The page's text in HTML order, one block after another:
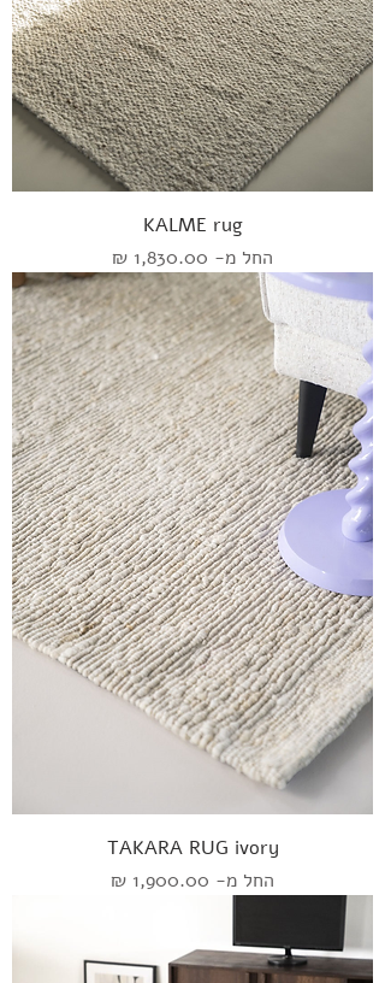
KALME rug
החל מ-
מחיר מבצע
TAKARA RUG ivory
החל מ-
מחיר מבצע